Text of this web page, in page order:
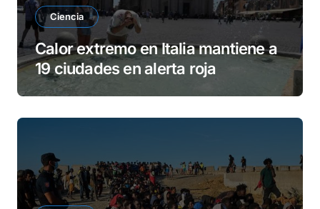
Ciencia
Calor extremo en Italia mantiene a
19 ciudades en alerta roja